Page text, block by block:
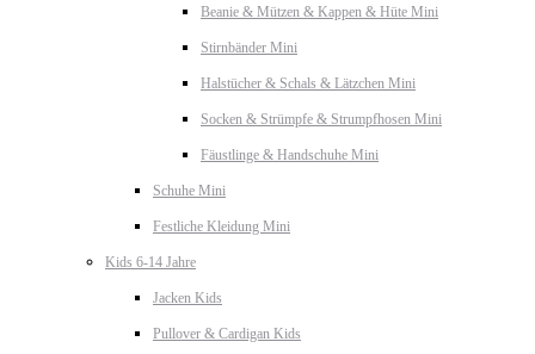
Beanie & Mützen & Kappen & Hüte Mini
Stirnbänder Mini
Halstücher & Schals & Lätzchen Mini
Socken & Strümpfe & Strumpfhosen Mini
Fäustlinge & Handschuhe Mini
Schuhe Mini
Festliche Kleidung Mini
Kids 6-14 Jahre
Jacken Kids
Pullover & Cardigan Kids